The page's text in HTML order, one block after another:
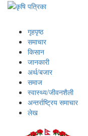
गृहपृष्ठ
समाचार
किसान
जानकारी
अर्थ/बजार
समाज
स्वास्थ्य/जीवनशैली
अन्तर्राष्ट्रिय समाचार
लेख